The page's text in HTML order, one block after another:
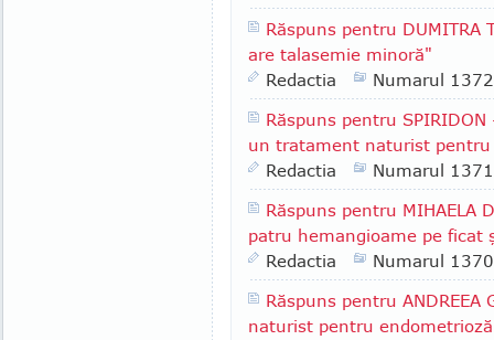
Răspuns pentru
are talasemie minoră"
Redactia
Numarul 1372
Răspuns pentru
un tratament naturist pentru
Redactia
Numarul 1371
Răspuns pentru MIHAELA
patru hemangioame pe ficat
Redactia
Numarul 1370
Răspuns pentru
naturist pentru